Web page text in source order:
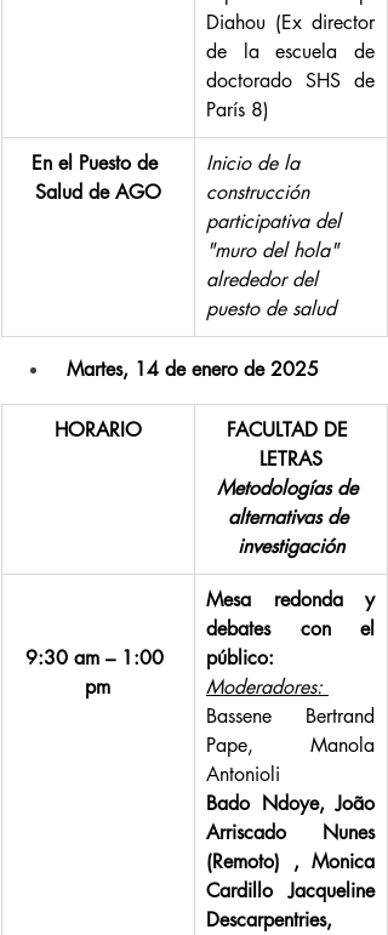
Diahou (Ex director
de la escuela de
doctorado SHS de
París 8)
En el Puesto de
Salud de AGO
Inicio de la
construcción
participativa del
"muro del hola"
alrededor del
puesto de salud
Martes, 14 de enero de 2025
HORARIO
FACULTAD DE
LETRAS
Metodologías de
alternativas de
investigación
9:30 am – 1:00
pm
Mesa redonda y
debates con el
público:
Bassene Bertrand
Pape, Manola
Antonioli
Bado Ndoye, João
Arriscado Nunes
(Remoto) , Monica
Cardillo Jacqueline
Descarpentries,